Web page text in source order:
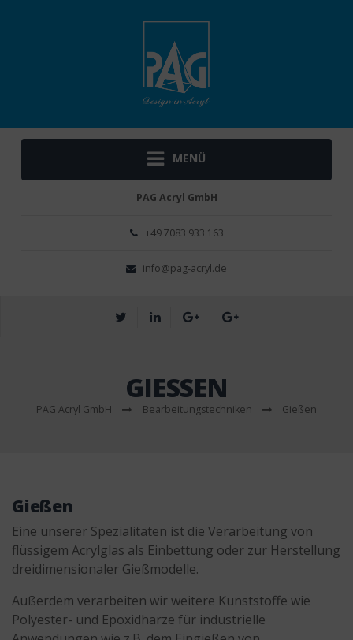
MENÜ
PAG Acryl GmbH
+49 ­7083 933 163
info@pag-acryl.de
GIESSEN
PAG Acryl GmbH Bearbeitungstechniken Gießen
Gießen
Eine unserer Spezialitäten ist die Verarbeitung von
flüssigem Acrylglas als Einbettung oder zur Herstellung
dreidimensionaler Gießmodelle.
Außerdem verarbeiten wir weitere Kunststoffe wie
Polyester- und Epoxidharze für industrielle